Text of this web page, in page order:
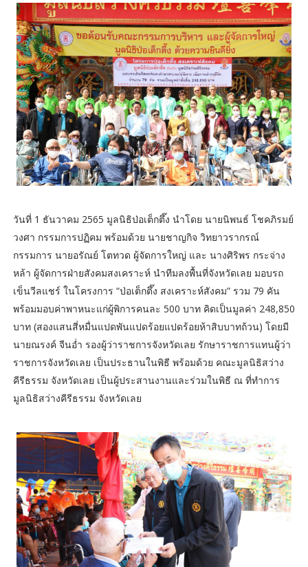
วันที่ 1 ธันวาคม 2565 มูลนิธิป่อเต็กตึ๊ง นำโดย นายนิพนธ์ โชคภิรมย์
วงศา กรรมการปฏิคม พร้อมด้วย นายชาญกิจ วิทยาวรากรณ์
กรรมการ นายอรัณย์ โตทวด ผู้จัดการใหญ่ และ นางศิริพร กระจ่าง
หล้า ผู้จัดการฝ่ายสังคมสงเคราะห์ นำทีมลงพื้นที่จังหวัดเลย มอบรถ
เข็นวีลแชร์ ในโครงการ “ป่อเต็กตึ๊ง สงเคราะห์สังคม” รวม 79 คัน
พร้อมมอบค่าพาหนะแก่ผู้พิการคนละ 500 บาท คิดเป็นมูลค่า 248,850
บาท (สองแสนสี่หมื่นแปดพันแปดร้อยแปดร้อยห้าสิบบาทถ้วน) โดยมี
นายณรงค์ จีนอ่ำ รองผู้ว่าราชการจังหวัดเลย รักษาราชการแทนผู้ว่า
ราชการจังหวัดเลย เป็นประธานในพิธี พร้อมด้วย คณะมูลนิธิสว่าง
คีรีธรรม จังหวัดเลย เป็นผู้ประสานงานและร่วมในพิธี ณ ที่ทำการ
มูลนิธิสว่างคีรีธรรม จังหวัดเลย